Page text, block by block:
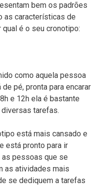
bem os padrões
as características de
é o seu cronotipo:
como aquela pessoa
pé, pronta para encarar
e 12h ela é bastante
tarefas.
está mais cansado e
está pronto para ir
as pessoas que se
as atividades mais
se dediquem a tarefas